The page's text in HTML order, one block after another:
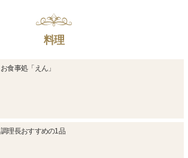
料理
お食事処「えん」
調理長おすすめの1品